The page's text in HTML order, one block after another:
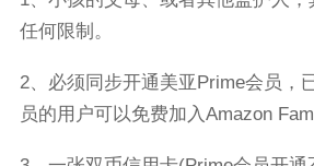
任何限制。
2、必须同步开通美亚Prime会员，
员的用户可以免费加入Amazon